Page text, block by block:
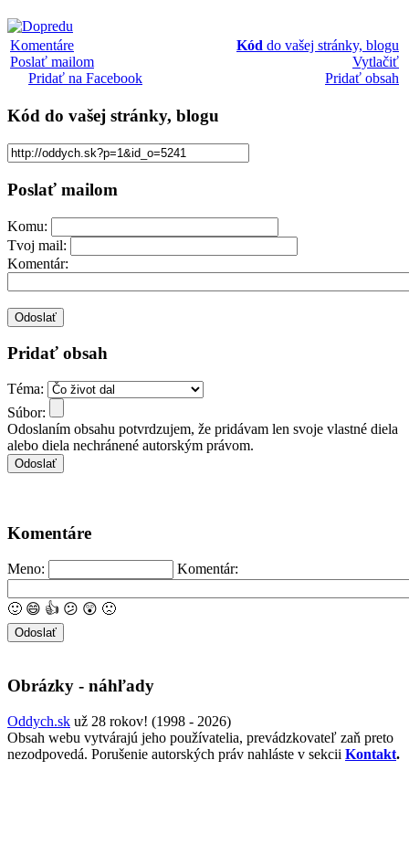
Komentáre
Poslať mailom
Pridať na Facebook
Kód do vašej stránky, blogu
Vytlačiť
Pridať obsah
Kód do vašej stránky, blogu
Poslať mailom
Komu:
Tvoj mail:
Komentár:
Pridať obsah
Téma:
Súbor:
Odoslaním obsahu potvrdzujem, že pridávam len svoje vlastné diela
alebo diela nechránené autorským právom.
Komentáre
Meno: Komentár:
🙂 😄 👍 😕 😲 🙁
Obrázky - náhľady
Oddych.sk už 28 rokov! (1998 - 2026)
Obsah webu vytvárajú jeho používatelia, prevádzkovateľ zaň preto
nezodpovedá. Porušenie autorských práv nahláste v sekcii Kontakt.